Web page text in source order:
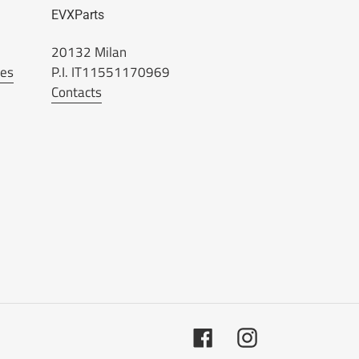
EVXParts
20132 Milan
P.I. IT11551170969
Contacts
FacebookInstagram